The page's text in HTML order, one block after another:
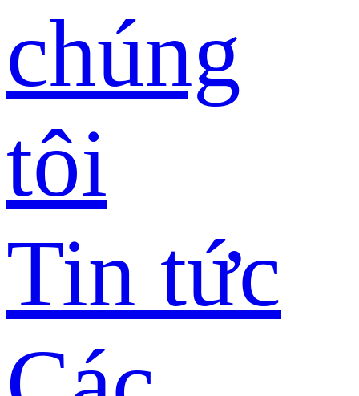
chúng
tôi
Tin tức